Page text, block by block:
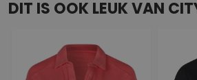
DIT IS OOK LEUK VAN